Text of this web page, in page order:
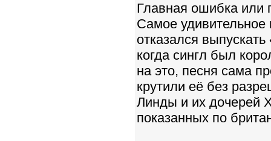
Главная ошибка или
Самое удивительное
отказался
когда сингл был
на это, песня сама
крутили её без
Линды и их дочерей
показанных по